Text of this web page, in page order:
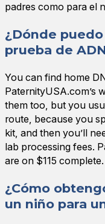
padres como para el
¿Dónde
prueba de
You can find home
PaternityUSA.com’s
them too, but you
route, because you
kit, and then you’ll
lab processing fees.
are on $115 complete.
¿Cómo
un niño para